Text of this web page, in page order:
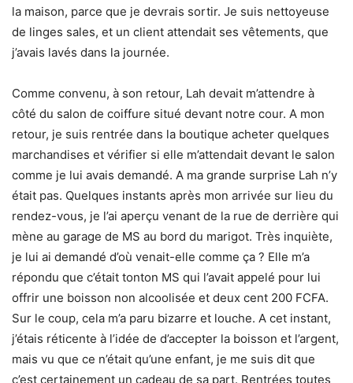
la maison, parce que je devrais sortir. Je suis nettoyeuse
de linges sales, et un client attendait ses vêtements, que
j’avais lavés dans la journée.
Comme convenu, à son retour, Lah devait m’attendre à
côté du salon de coiffure situé devant notre cour. A mon
retour, je suis rentrée dans la boutique acheter quelques
marchandises et vérifier si elle m’attendait devant le salon
comme je lui avais demandé. A ma grande surprise Lah n’y
était pas. Quelques instants après mon arrivée sur lieu du
rendez-vous, je l’ai aperçu venant de la rue de derrière qui
mène au garage de MS au bord du marigot. Très inquiète,
je lui ai demandé d’où venait-elle comme ça ? Elle m’a
répondu que c’était tonton MS qui l’avait appelé pour lui
offrir une boisson non alcoolisée et deux cent 200 FCFA.
Sur le coup, cela m’a paru bizarre et louche. A cet instant,
j’étais réticente à l’idée de d’accepter la boisson et l’argent,
mais vu que ce n’était qu’une enfant, je me suis dit que
c’est certainement un cadeau de sa part. Rentrées toutes